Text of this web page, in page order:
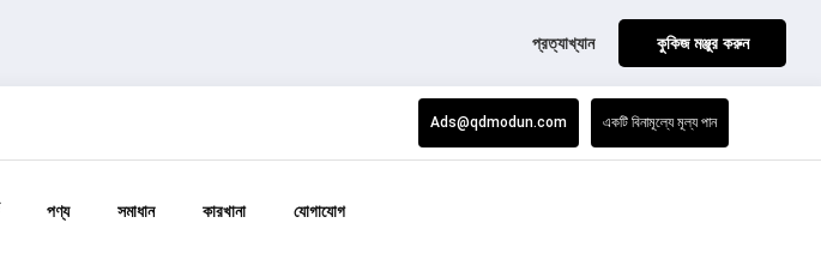
প্রত্যাখ্যান কুকিজ মঞ্জুর করুন
Ads@qdmodun.com একটি বিনামূল্যে মূল্য পান
পণ্য সমাধান কারখানা যোগাযোগ